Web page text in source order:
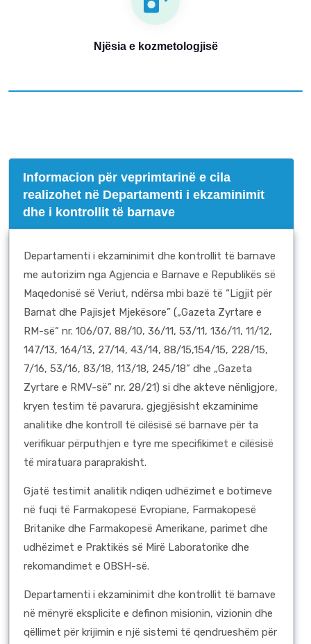
Njësia e kozmetologjisë
Informacion për veprimtarinë e cila
realizohet në Departamenti i ekzaminimit
dhe i kontrollit të barnave
Departamenti i ekzaminimit dhe kontrollit të barnave
me autorizim nga Agjencia e Barnave e Republikës së
Maqedonisë së Veriut, ndërsa mbi bazë të “Ligjit për
Barnat dhe Pajisjet Mjekësore” („Gazeta Zyrtare e
RM-së“ nr. 106/07, 88/10, 36/11, 53/11, 136/11, 11/12,
147/13, 164/13, 27/14, 43/14, 88/15,154/15, 228/15,
7/16, 53/16, 83/18, 113/18, 245/18” dhe „Gazeta
Zyrtare e RMV-së” nr. 28/21) si dhe akteve nënligjore,
kryen testim të pavarura, gjegjësisht ekzaminime
analitike dhe kontroll të cilësisë së barnave për ta
verifikuar përputhjen e tyre me specifikimet e cilësisë
të miratuara paraprakisht.
Gjatë testimit analitik ndiqen udhëzimet e botimeve
në fuqi të Farmakopesë Evropiane, Farmakopesë
Britanike dhe Farmakopesë Amerikane, parimet dhe
udhëzimet e Praktikës së Mirë Laboratorike dhe
rekomandimet e OBSH-së.
Departamenti i ekzaminimit dhe kontrollit të barnave
në mënyrë eksplicite e definon misionin, vizionin dhe
qëllimet për krijimin e një sistemi të qendrueshëm për